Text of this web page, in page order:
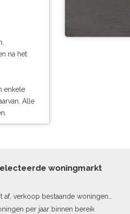
na het
enkele
Alle
woningmarkt
af, verkoop bestaande woningen
per jaar binnen bereik